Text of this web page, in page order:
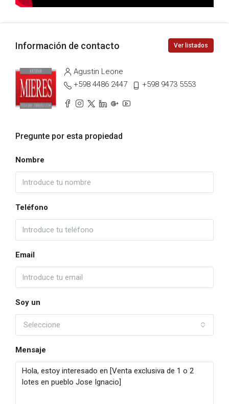
Información de contacto Ver listados
Agustin Leone
+598 4486 2447
+598 9473 5553
Pregunte por esta propiedad
Nombre
Teléfono
Email
Soy un
Seleccione
Mensaje